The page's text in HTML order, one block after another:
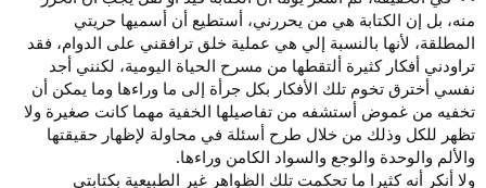
منه، بل إن الكتابة هي من يحررني، أستطيع أن أسميها حريتي
المطلقة، لأنها بالنسبة إلي هي عملية خلق ترافقني على الدوام، فقد
تراودني أفكار كثيرة ألتقطها من مسرح الحياة اليومية، لكنني أجد
نفسي أخترق تخوم تلك الأفكار بكل جرأة إلى ما وراءها وما يمكن أن
تخفيه من غموض أستشفه من تفاصيلها الخفية مهما كانت صغيرة ولا
تظهر للكل وذلك من خلال طرح أسئلة في محاولة لإظهار حقيقتها
والألم والوحدة والوجع والسواد الكامن وراءها.
ولا أنكر أنه كثيرا ما تحكمت تلك الظواهر غير الطبيعية بكتابتي